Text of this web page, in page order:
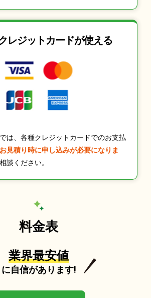
レジットカードが使える
は、各種クレジットカードでのお支払
お見積り時に申し込みが必要になりま
談ください。
料金表
業界最安値
に自信があります!